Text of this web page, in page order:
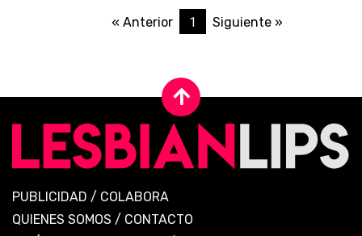
« Anterior 1 Siguiente »
PUBLICIDAD / COLABORA
QUIENES SOMOS / CONTACTO